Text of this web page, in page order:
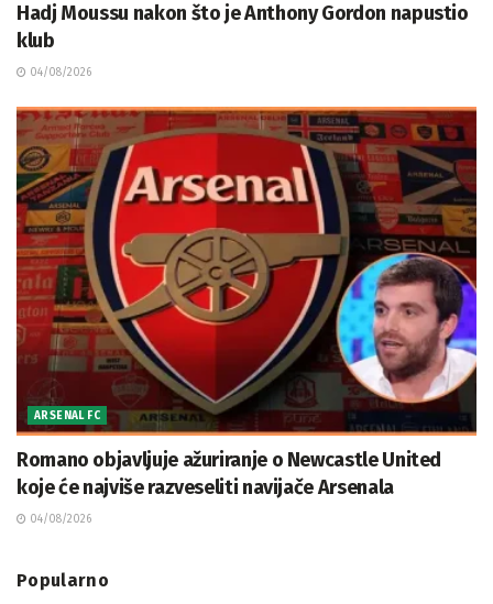
Hadj Moussu nakon što je Anthony Gordon napustio
klub
04/08/2026
ARSENAL FC
Romano objavljuje ažuriranje o Newcastle United
koje će najviše razveseliti navijače Arsenala
04/08/2026
Popularno